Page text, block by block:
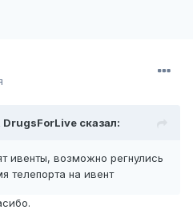
DrugsForLive сказал:
ивенты, возможно регнулись
телепорта на ивент